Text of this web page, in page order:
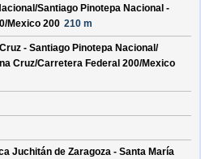
Santiago Pinotepa Nacional -
Mexico 200 210 m
- Santiago Pinotepa Nacional/
Cruz/Carretera Federal 200/Mexico
Juchitán de Zaragoza - Santa María